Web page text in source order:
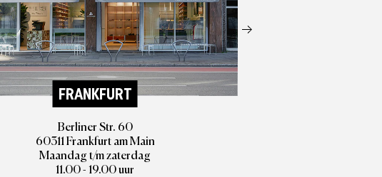
FRANKFURT
Berliner Str. 60
60311 Frankfurt am Main
Maandag t/m zaterdag
11.00 - 19.00 uur